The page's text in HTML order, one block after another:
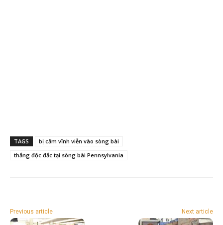
TAGS
bị cấm vĩnh viễn vào sòng bài
thắng độc đắc tại sòng bài Pennsylvania
Previous article Next article